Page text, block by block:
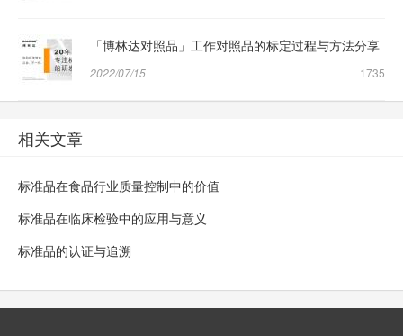
「博林达对照品」工作对照品的标定过程与方法分享
2022/07/15 1735
相关文章
标准品在食品行业质量控制中的价值
标准品在临床检验中的应用与意义
标准品的认证与追溯